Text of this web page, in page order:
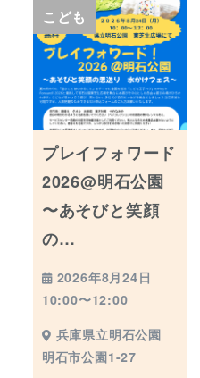
こども
プレイフォワード
2026@明石公園
〜あそびと笑顔
の…
2026年8月24日
10:00〜12:00
兵庫県立明石公園
明石市公園1-27